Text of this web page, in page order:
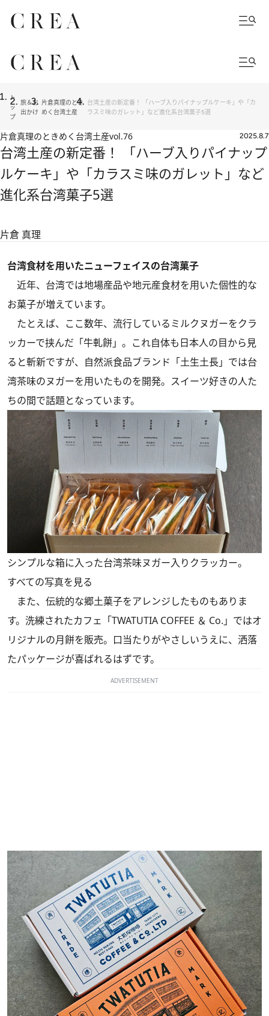
ト
ッ
プ
旅＆お
出かけ
片倉真理のとき
めく台湾土産
台湾土産の新定番！ 「ハーブ入りパイナップルケーキ」や「カ
ラスミ味のガレット」など進化系台湾菓子5選
片倉真理のときめく台湾土産vol.76 2025.8.7
台湾土産の新定番！ 「ハーブ入りパイナップ
ルケーキ」や「カラスミ味のガレット」など
進化系台湾菓子5選
片倉 真理
台湾食材を用いたニューフェイスの台湾菓子
近年、台湾では地場産品や地元産食材を用いた個性的な
お菓子が増えています。
たとえば、ここ数年、流行しているミルクヌガーをクラ
ッカーで挟んだ「牛軋餅」。これ自体も日本人の目から見
ると斬新ですが、自然派食品ブランド「土生土長」では台
湾茶味のヌガーを用いたものを開発。スイーツ好きの人た
ちの間で話題となっています。
シンプルな箱に入った台湾茶味ヌガー入りクラッカー。
すべての写真を見る
また、伝統的な郷土菓子をアレンジしたものもありま
す。洗練されたカフェ「TWATUTIA COFFEE ＆ Co.」ではオ
リジナルの月餅を販売。口当たりがやさしいうえに、洒落
たパッケージが喜ばれるはずです。
ADVERTISEMENT